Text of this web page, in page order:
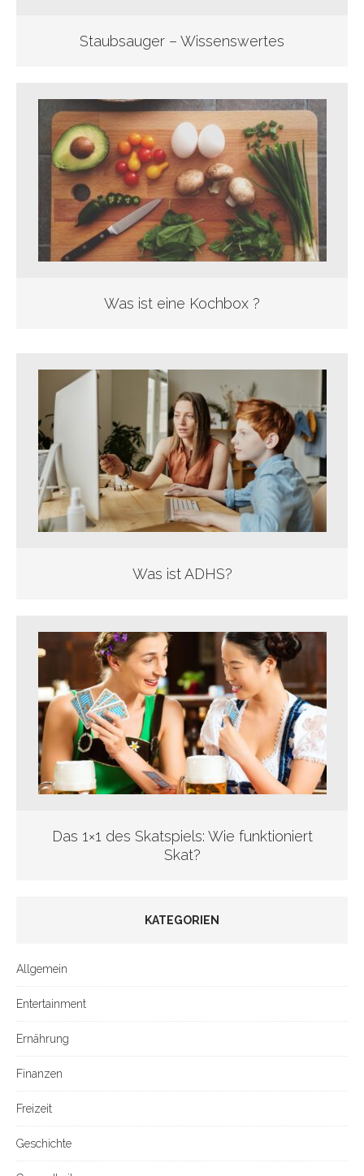
Staubsauger – Wissenswertes
Was ist eine Kochbox ?
Was ist ADHS?
Das 1×1 des Skatspiels: Wie funktioniert
Skat?
KATEGORIEN
Allgemein
Entertainment
Ernährung
Finanzen
Freizeit
Geschichte